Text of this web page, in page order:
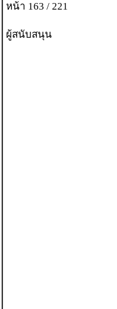
หน้า 163 / 221
ผู้สนับสนุน